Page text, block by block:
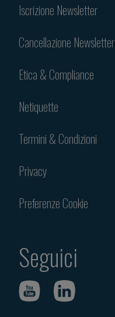
Iscrizione Newsletter
Cancellazione Newsletter
Etica & Compliance
Netiquette
Termini & Condizioni
Privacy
Preferenze Cookie
Seguici